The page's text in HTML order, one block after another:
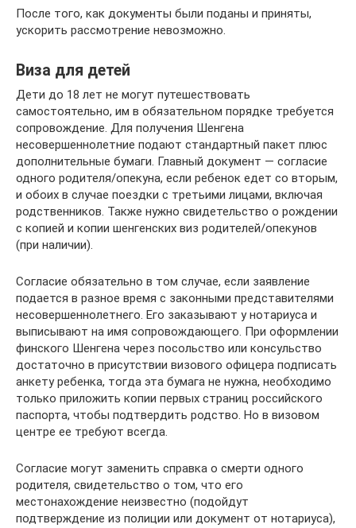
После того, как документы были поданы и приняты,
ускорить рассмотрение невозможно.
Виза для детей
Дети до 18 лет не могут путешествовать
самостоятельно, им в обязательном порядке требуется
сопровождение. Для получения Шенгена
несовершеннолетние подают стандартный пакет плюс
дополнительные бумаги. Главный документ — согласие
одного родителя/опекуна, если ребенок едет со вторым,
и обоих в случае поездки с третьими лицами, включая
родственников. Также нужно свидетельство о рождении
с копией и копии шенгенских виз родителей/опекунов
(при наличии).
Согласие обязательно в том случае, если заявление
подается в разное время с законными представителями
несовершеннолетнего. Его заказывают у нотариуса и
выписывают на имя сопровождающего. При оформлении
финского Шенгена через посольство или консульство
достаточно в присутствии визового офицера подписать
анкету ребенка, тогда эта бумага не нужна, необходимо
только приложить копии первых страниц российского
паспорта, чтобы подтвердить родство. Но в визовом
центре ее требуют всегда.
Согласие могут заменить справка о смерти одного
родителя, свидетельство о том, что его
местонахождение неизвестно (подойдут
подтверждение из полиции или документ от нотариуса),